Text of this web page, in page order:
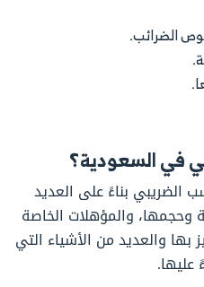
الضرائب.
في السعودية؟
الضريبي بناءً على العديد
وحجمها، والمؤهلات الخاصة
بها والعديد من الأشياء التي
عليها.